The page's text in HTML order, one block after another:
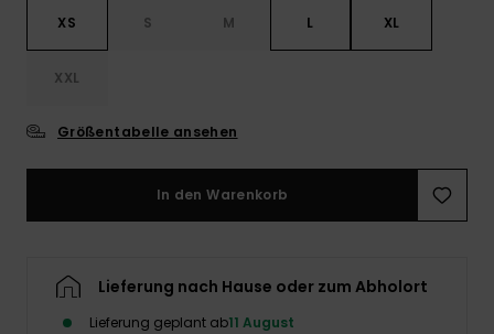
XS S M L XL
XXL
Größentabelle ansehen
In den Warenkorb
Lieferung nach Hause oder zum Abholort
Lieferung geplant ab11 August